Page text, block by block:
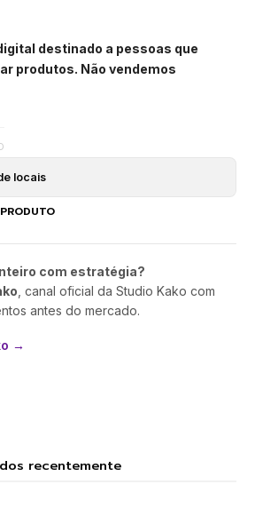
destinado a pessoas que
produtos. Não vendemos
locais
com estratégia?
, canal oficial da Studio Kako com
antes do mercado.
→
recentemente